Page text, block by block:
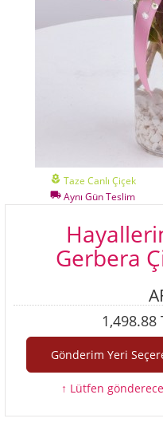
local_florist Taze Canlı Çiçek
local_shipping Aynı Gün Teslim
Gerbera
1,498.88
↑ Lütfen